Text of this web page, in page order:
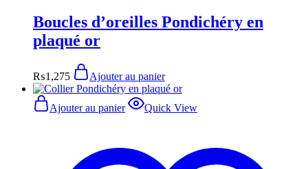
Boucles d’oreilles Pondichéry en
plaqué or
₨1,275 Ajouter au panier
Ajouter au panier Quick View